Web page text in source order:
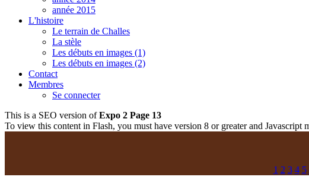
année 2015
L'histoire
Le terrain de Challes
La stèle
Les débuts en images (1)
Les débuts en images (2)
Contact
Membres
Se connecter
This is a SEO version ofExpo 2 Page 13
To view this content in Flash, you must have version 8 or greater and Javascript
1 2 3 4 5